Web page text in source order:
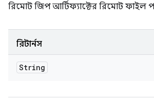
রিমোট জিপ আর্টিফ্যাক্টের রিমোট ফাইল
রিটার্নস
String